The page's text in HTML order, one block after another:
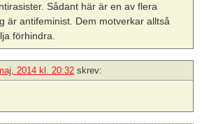
Sådant här är en av flera
är antifeminist. Dem motverkar alltså
förhindra.
2014 kl. 20:32 skrev: